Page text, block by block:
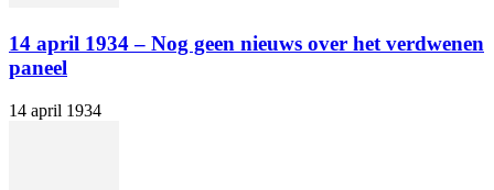
14 april 1934 – Nog geen nieuws over het verdwenen
paneel
14 april 1934